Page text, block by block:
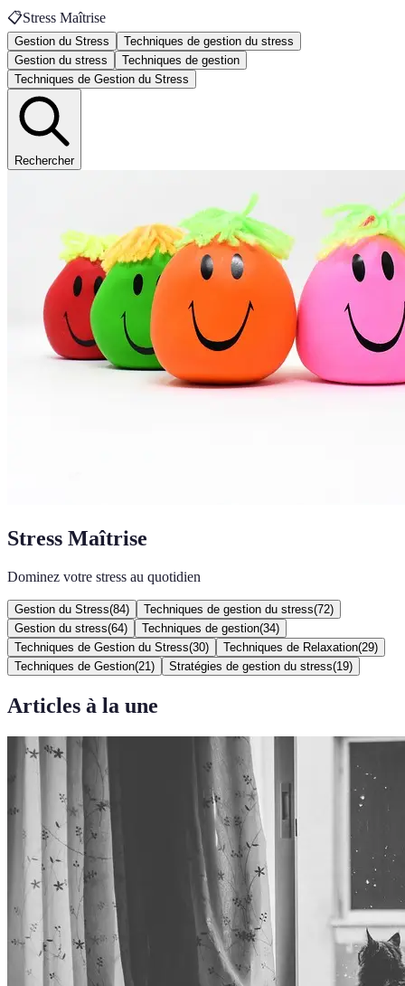
📋Stress Maîtrise
Gestion du Stress
Techniques de gestion du stress
Gestion du stress
Techniques de gestion
Techniques de Gestion du Stress
Rechercher
Stress Maîtrise
Dominez votre stress au quotidien
Gestion du Stress(84) Techniques de gestion du stress(72)
Gestion du stress(64) Techniques de gestion(34)
Techniques de Gestion du Stress(30) Techniques de Relaxation(29)
Techniques de Gestion(21 ) Stratégies de gestion du stress(19)
Articles à la une